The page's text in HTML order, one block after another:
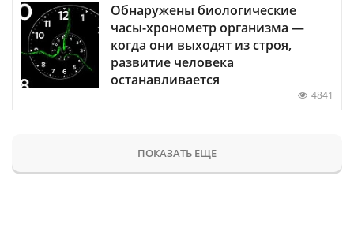
Обнаружены биологические
часы-хронометр организма —
когда они выходят из строя,
развитие человека
останавливается
4841
ПОКАЗАТЬ ЕЩЕ